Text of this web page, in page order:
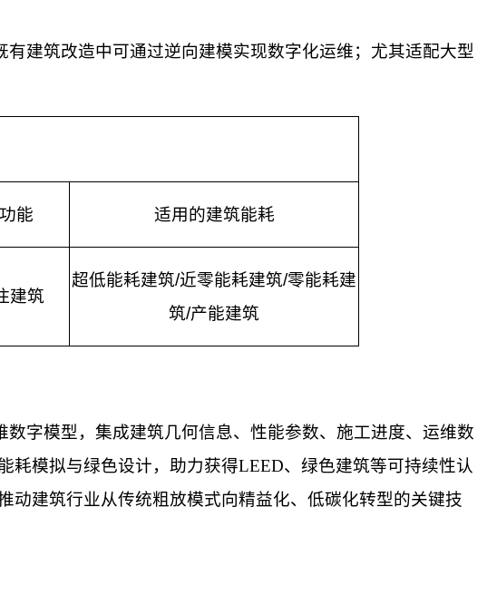
建筑改造中可通过逆向建模实现数字化运维；尤其适配大型
能 适用的建筑能耗
建筑
超低能耗建筑/近零能耗建筑/零能耗建
筑/产能建筑
字模型， 集成建筑几何信息、性能参数、施工进度、运维数
耗模拟与绿色设计，助力获得LEED、绿色建筑等可持续性认
动建筑行业从传统粗放模式向精益化、低碳化转型的关键技